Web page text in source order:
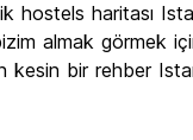
hostels haritası
almak görmek
kesin bir rehber